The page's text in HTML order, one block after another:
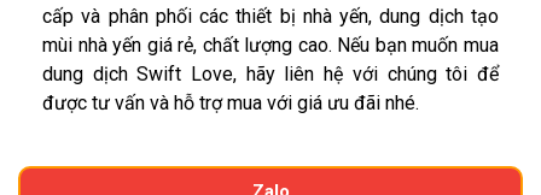
cấp và phân phối các thiết bị nhà yến, dung dịch tạo
mùi nhà yến giá rẻ, chất lượng cao. Nếu bạn muốn mua
dung dịch Swift Love, hãy liên hệ với chúng tôi để
được tư vấn và hỗ trợ mua với giá ưu đãi nhé.